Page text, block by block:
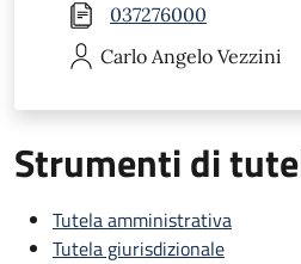
037276000
Carlo Angelo Vezzini
Strumenti di
Tutela amministrativa
Tutela giurisdizionale